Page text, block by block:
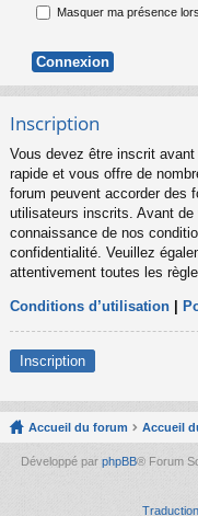
Masquer ma présence
Inscription
Vous devez être inscrit
rapide et vous offre de
forum peuvent accorder des
utilisateurs inscrits. Avant de
connaissance de nos
confidentialité. Veuillez
attentivement toutes les
Conditions d’utilisation
Inscription
Accueil du forum Accueil
Développé par phpBB® Forum